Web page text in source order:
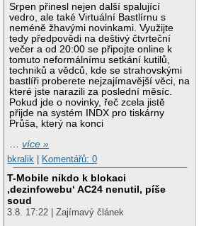
Srpen přinesl nejen další spalující
vedro, ale také Virtuální Bastlírnu s
neméně žhavými novinkami. Využijte
tedy předpovědi na deštivý čtvrteční
večer a od 20:00 se připojte online k
tomuto neformálnímu setkání kutilů,
techniků a vědců, kde se strahovskými
bastlíři proberete nejzajímavější věci, na
které jste narazili za poslední měsíc.
Pokud jde o novinky, řeč zcela jistě
přijde na systém INDX pro tiskárny
Průša, který na konci
…více »
bkralik
Komentářů: 0
T-Mobile nikdo k blokaci
‚dezinfowebu‘ AC24 nenutil, píše
soud
3.8. 17:22 | Zajímavý článek